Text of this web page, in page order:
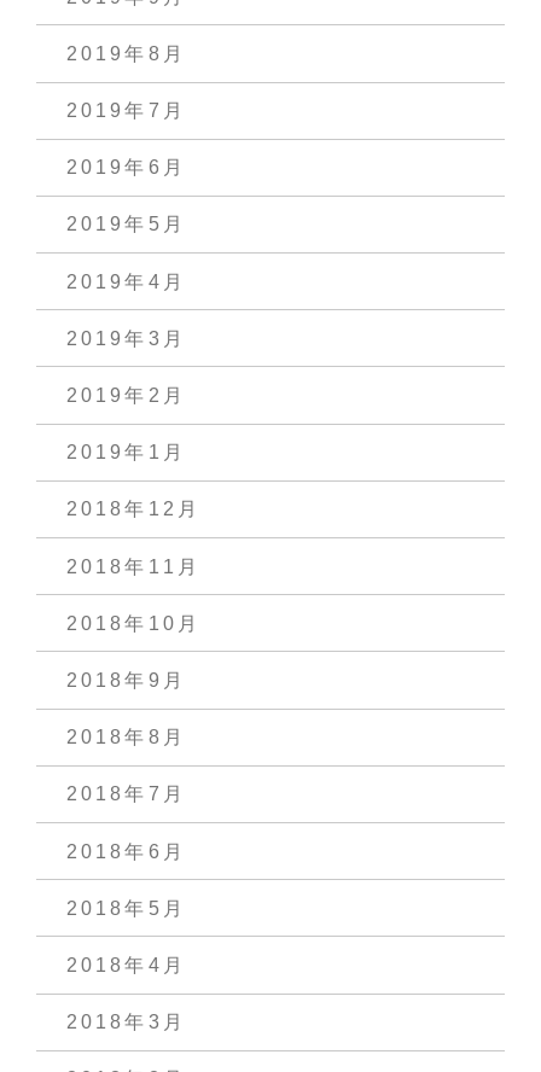
2019年8月
2019年7月
2019年6月
2019年5月
2019年4月
2019年3月
2019年2月
2019年1月
2018年12月
2018年11月
2018年10月
2018年9月
2018年8月
2018年7月
2018年6月
2018年5月
2018年4月
2018年3月